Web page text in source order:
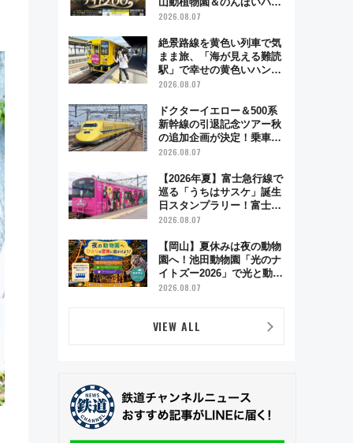
ク「ナイトZOO」開催情報
2026.08.07
絶景路線を黄色い列車で気
まま旅、「海が見える難読
駅」で幸せの黄色いハンカ
チに願いを 「新・鉄道ひ
「島原鉄道」
2026.08.07
ドクターイエロー＆500系
新幹線の引退記念ツアー秋
の追加企画が決定！乗車体
験やグッズ・ホテル情報ま
2026.08.07
【2026年夏】富士急行線で
巡る「うちはサスケ」誕生
日スタンプラリー！富士急
ハイランド限定グルメ＆グ
2026.08.07
【岡山】夏休みは夜の動物
園へ！池田動物園「光のナ
イトズー2026」で光と動物
が彩る特別な夜
2026.08.07
VIEW ALL